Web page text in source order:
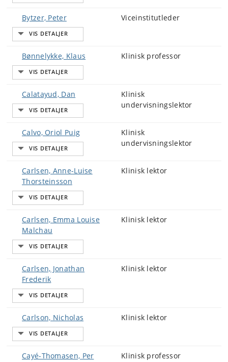
Bytzer, Peter Viceinstitutleder
Bønnelykke, Klaus Klinisk professor
Calatayud, Dan
Klinisk
undervisningslektor
Calvo, Oriol Puig
Klinisk
undervisningslektor
Carlsen, Anne-Luise
Thorsteinsson
Klinisk lektor
Carlsen, Emma Louise
Malchau
Klinisk lektor
Carlsen, Jonathan
Frederik
Klinisk lektor
Carlson, Nicholas Klinisk lektor
Cayé-Thomasen, Per Klinisk professor